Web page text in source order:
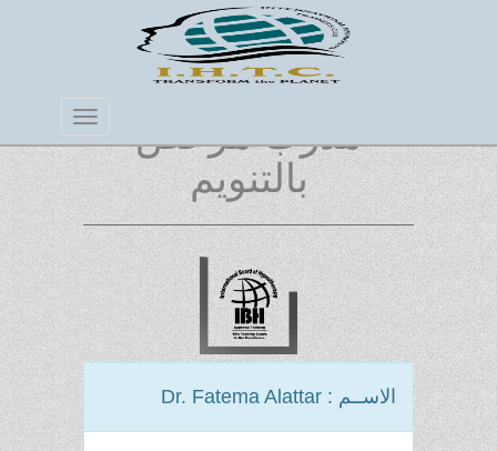
Toggle
Navigation
مدرب مرخص
بالتنويم
الاســم : Dr. Fatema Alattar